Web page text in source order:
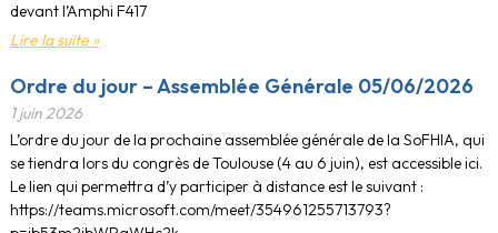
devant l’Amphi F417
Lire la suite »
Ordre du jour – Assemblée Générale 05/06/2026
1 juin 2026
L’ordre du jour de la prochaine assemblée générale de la SoFHIA, qui
se tiendra lors du congrès de Toulouse (4 au 6 juin), est accessible ici.
Le lien qui permettra d’y participer à distance est le suivant :
https://teams.microsoft.com/meet/354961255713793?